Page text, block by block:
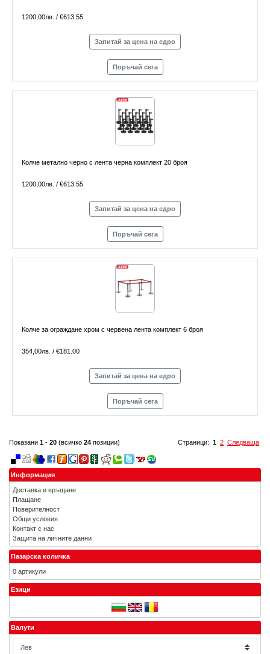
1200,00лв. / €613.55
Запитай за цена на едро
Поръчай сега
Колче метално черно с лента черна комплект 20 броя
1200,00лв. / €613.55
Запитай за цена на едро
Поръчай сега
Колче за ограждане хром с червена лента комплект 6 броя
354,00лв. / €181.00
Запитай за цена на едро
Поръчай сега
Страници: 1 2 Следваща
Показани 1 - 20 (всичко 24 позиции)
Информация
Доставка и връщане
Плащане
Поверителност
Общи условия
Контакт с нас
Защита на личните данни
Пазарска количка
0 артикули
Езици
Валути